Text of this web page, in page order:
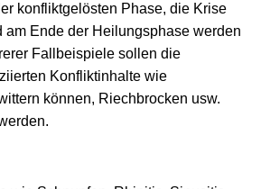
konfliktgelösten Phase, die Krise
am Ende der Heilungsphase werden
Fallbeispiele sollen die
Konfliktinhalte wie
können, Riechbrocken usw.